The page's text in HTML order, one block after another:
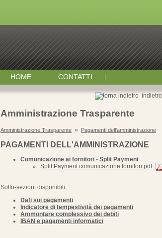
HOME CONTATTI
indietro
Amministrazione Trasparente
Amministrazione Trasparente » Pagamenti dell'amministrazione
PAGAMENTI DELL'AMMINISTRAZIONE
Comunicazione ai fornitori - Split Payment
Split Payment comunicazione fornitori.pdf
Sotto-sezioni disponibili
Dati sui pagamenti
Indicatore di tempestività dei pagamenti
Ammontare complessivo dei debiti
IBAN e pagamenti informatici